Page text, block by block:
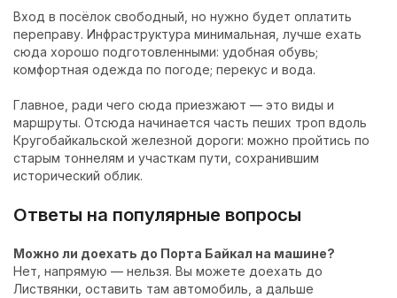
Вход в посёлок свободный, но нужно будет оплатить
переправу. Инфраструктура минимальная, лучше ехать
сюда хорошо подготовленными: удобная обувь;
комфортная одежда по погоде; перекус и вода.
Главное, ради чего сюда приезжают — это виды и
маршруты. Отсюда начинается часть пеших троп вдоль
Кругобайкальской железной дороги: можно пройтись по
старым тоннелям и участкам пути, сохранившим
исторический облик.
Ответы на популярные вопросы
Можно ли доехать до Порта Байкал на машине?
Нет, напрямую — нельзя. Вы можете доехать до
Листвянки, оставить там автомобиль, а дальше